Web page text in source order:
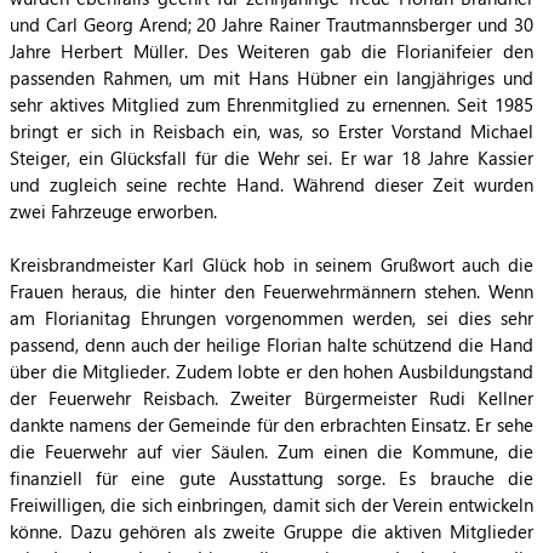
und Carl Georg Arend; 20 Jahre Rainer Trautmannsberger und 30
Jahre Herbert Müller. Des Weiteren gab die Florianifeier den
passenden Rahmen, um mit Hans Hübner ein langjähriges und
sehr aktives Mitglied zum Ehrenmitglied zu ernennen. Seit 1985
bringt er sich in Reisbach ein, was, so Erster Vorstand Michael
Steiger, ein Glücksfall für die Wehr sei. Er war 18 Jahre Kassier
und zugleich seine rechte Hand. Während dieser Zeit wurden
zwei Fahrzeuge erworben.
Kreisbrandmeister Karl Glück hob in seinem Grußwort auch die
Frauen heraus, die hinter den Feuerwehrmännern stehen. Wenn
am Florianitag Ehrungen vorgenommen werden, sei dies sehr
passend, denn auch der heilige Florian halte schützend die Hand
über die Mitglieder. Zudem lobte er den hohen Ausbildungstand
der Feuerwehr Reisbach. Zweiter Bürgermeister Rudi Kellner
dankte namens der Gemeinde für den erbrachten Einsatz. Er sehe
die Feuerwehr auf vier Säulen. Zum einen die Kommune, die
finanziell für eine gute Ausstattung sorge. Es brauche die
Freiwilligen, die sich einbringen, damit sich der Verein entwickeln
könne. Dazu gehören als zweite Gruppe die aktiven Mitglieder